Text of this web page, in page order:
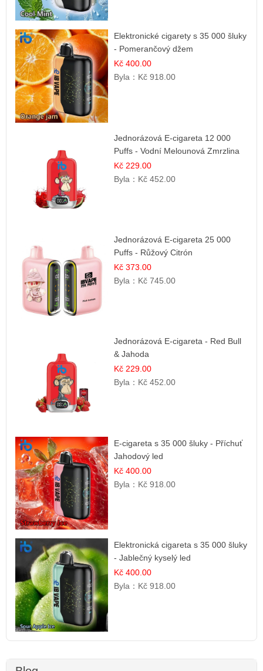
Elektronické cigarety s 35 000 šluky
- Pomerančový džem
Kč 400.00
Byla： Kč 918.00
Jednorázová E-cigareta 12 000
Puffs - Vodní Melounová Zmrzlina
Kč 229.00
Byla： Kč 452.00
Jednorázová E-cigareta 25 000
Puffs - Růžový Citrón
Kč 373.00
Byla： Kč 745.00
Jednorázová E-cigareta - Red Bull
& Jahoda
Kč 229.00
Byla： Kč 452.00
E-cigareta s 35 000 šluky - Příchuť
Jahodový led
Kč 400.00
Byla： Kč 918.00
Elektronická cigareta s 35 000 šluky
- Jablečný kyselý led
Kč 400.00
Byla： Kč 918.00